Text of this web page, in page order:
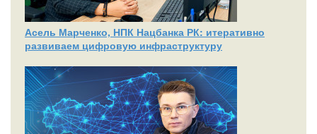
Асель Марченко, НПК Нацбанка РК: итеративно
развиваем цифровую инфраструктуру